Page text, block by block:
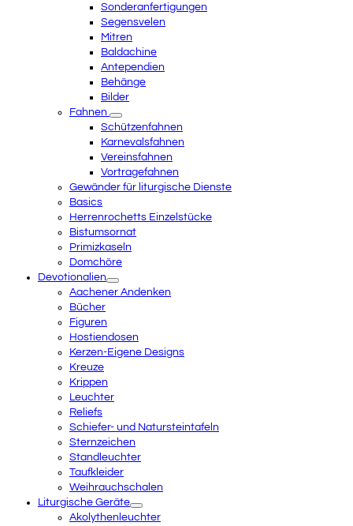
Sonderanfertigungen
Segensvelen
Mitren
Baldachine
Antependien
Behänge
Bilder
Fahnen
Schützenfahnen
Karnevalsfahnen
Vereinsfahnen
Vortragefahnen
Gewänder für liturgische Dienste
Basics
Herrenrochetts Einzelstücke
Bistumsornat
Primizkaseln
Domchöre
Devotionalien
Aachener Andenken
Bücher
Figuren
Hostiendosen
Kerzen-Eigene Designs
Kreuze
Krippen
Leuchter
Reliefs
Schiefer- und Natursteintafeln
Sternzeichen
Standleuchter
Taufkleider
Weihrauchschalen
Liturgische Geräte
Akolythenleuchter